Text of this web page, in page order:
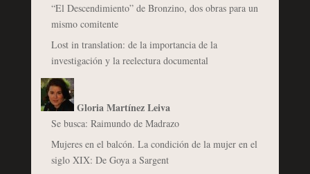
“El Descendimiento” de Bronzino, dos obras para un
mismo comitente
Lost in translation: de la importancia de la
investigación y la reelectura documental
Gloria Martínez Leiva
Se busca: Raimundo de Madrazo
Mujeres en el balcón. La condición de la mujer en el
siglo XIX: De Goya a Sargent